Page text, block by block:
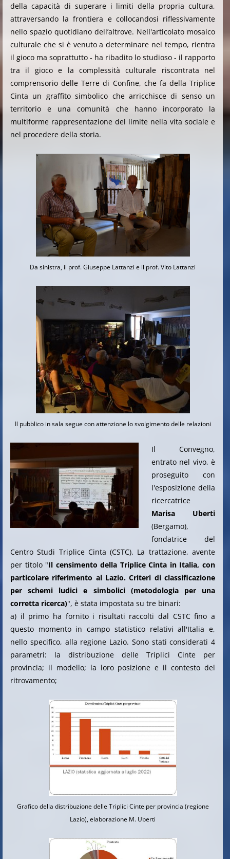
della capacità di superare i limiti della propria cultura,
attraversando la frontiera e collocandosi riflessivamente
nello spazio quotidiano dell’altrove. Nell'articolato mosaico
culturale che si è venuto a determinare nel tempo, rientra
il gioco ma soprattutto - ha ribadito lo studioso - il rapporto
tra il gioco e la complessità culturale riscontrata nel
comprensorio delle Terre di Confine, che fa della Triplice
Cinta un graffito simbolico che arricchisce di senso un
territorio e una comunità che hanno incorporato la
multiforme rappresentazione del limite nella vita sociale e
nel procedere della storia.
Da sinistra, il prof. Giuseppe Lattanzi e il prof. Vito Lattanzi
Il pubblico in sala segue con attenzione lo svolgimento delle relazioni
Il Convegno,
entrato nel vivo, è
proseguito con
l'esposizione della
ricercatrice
Marisa Uberti
(Bergamo),
fondatrice del
Centro Studi Triplice Cinta (CSTC). La trattazione, avente
per titolo "Il censimento della Triplice Cinta in Italia, con
particolare riferimento al Lazio. Criteri di classificazione
per schemi ludici e simbolici (metodologia per una
corretta ricerca)", è stata impostata su tre binari:
a) il primo ha fornito i risultati raccolti dal CSTC fino a
questo momento in campo statistico relativi all'Italia e,
nello specifico, alla regione Lazio. Sono stati considerati 4
parametri: la distribuzione delle Triplici Cinte per
provincia; il modello; la loro posizione e il contesto del
ritrovamento;
Grafico della distribuzione delle Triplici Cinte per provincia (regione
Lazio), elaborazione M. Uberti